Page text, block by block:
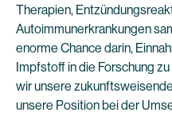
Therapien,
Autoimmunerkrankungen
enorme Chance darin,
Impfstoff in die Forschung
wir unsere
unsere Position bei der